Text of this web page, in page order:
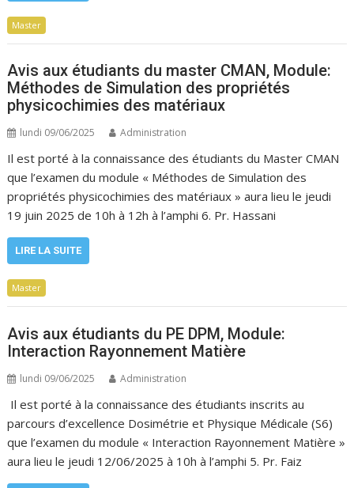
Master
Avis aux étudiants du master CMAN, Module:
Méthodes de Simulation des propriétés
physicochimies des matériaux
lundi 09/06/2025 Administration
Il est porté à la connaissance des étudiants du Master CMAN
que l’examen du module « Méthodes de Simulation des
propriétés physicochimies des matériaux » aura lieu le jeudi
19 juin 2025 de 10h à 12h à l’amphi 6. Pr. Hassani
LIRE LA SUITE
Master
Avis aux étudiants du PE DPM, Module:
Interaction Rayonnement Matière
lundi 09/06/2025 Administration
Il est porté à la connaissance des étudiants inscrits au
parcours d’excellence Dosimétrie et Physique Médicale (S6)
que l’examen du module « Interaction Rayonnement Matière »
aura lieu le jeudi 12/06/2025 à 10h à l’amphi 5. Pr. Faiz